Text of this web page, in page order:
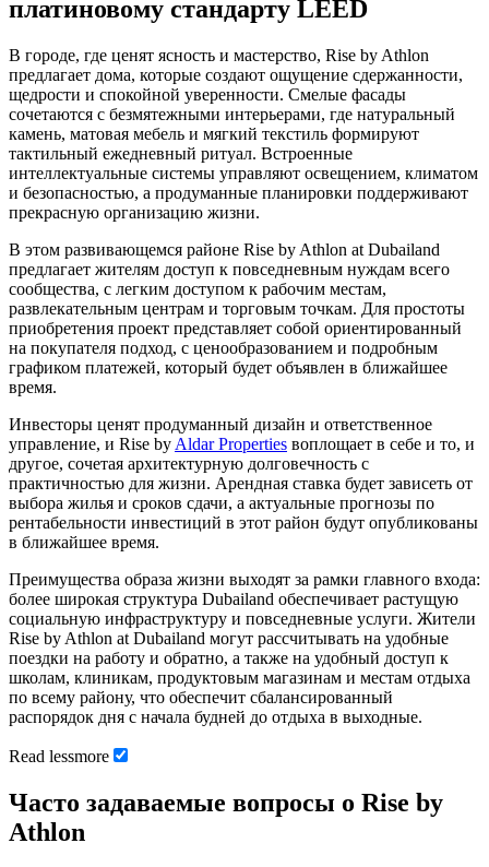
платиновому стандарту LEED
В городе, где ценят ясность и мастерство, Rise by Athlon
предлагает дома, которые создают ощущение сдержанности,
щедрости и спокойной уверенности. Смелые фасады
сочетаются с безмятежными интерьерами, где натуральный
камень, матовая мебель и мягкий текстиль формируют
тактильный ежедневный ритуал. Встроенные
интеллектуальные системы управляют освещением, климатом
и безопасностью, а продуманные планировки поддерживают
прекрасную организацию жизни.
В этом развивающемся районе Rise by Athlon at Dubailand
предлагает жителям доступ к повседневным нуждам всего
сообщества, с легким доступом к рабочим местам,
развлекательным центрам и торговым точкам. Для простоты
приобретения проект представляет собой ориентированный
на покупателя подход, с ценообразованием и подробным
графиком платежей, который будет объявлен в ближайшее
время.
Инвесторы ценят продуманный дизайн и ответственное
управление, и Rise by Aldar Properties воплощает в себе и то, и
другое, сочетая архитектурную долговечность с
практичностью для жизни. Арендная ставка будет зависеть от
выбора жилья и сроков сдачи, а актуальные прогнозы по
рентабельности инвестиций в этот район будут опубликованы
в ближайшее время.
Преимущества образа жизни выходят за рамки главного входа:
более широкая структура Dubailand обеспечивает растущую
социальную инфраструктуру и повседневные услуги. Жители
Rise by Athlon at Dubailand могут рассчитывать на удобные
поездки на работу и обратно, а также на удобный доступ к
школам, клиникам, продуктовым магазинам и местам отдыха
по всему району, что обеспечит сбалансированный
распорядок дня с начала будней до отдыха в выходные.
Read lessmore
Часто задаваемые вопросы о Rise by
Athlon